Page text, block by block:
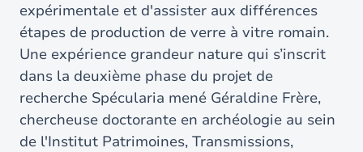
expérimentale et d'assister aux différences
étapes de production de verre à vitre romain.
Une expérience grandeur nature qui s’inscrit
dans la deuxième phase du projet de
recherche Spécularia mené Géraldine Frère,
chercheuse doctorante en archéologie au sein
de l'Institut Patrimoines, Transmissions,